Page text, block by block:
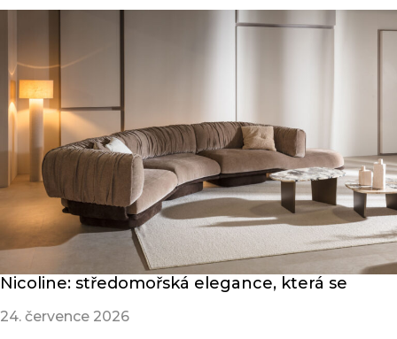
Nicoline: středomořská elegance, která se
24. července 2026